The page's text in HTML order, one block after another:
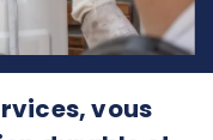
vous